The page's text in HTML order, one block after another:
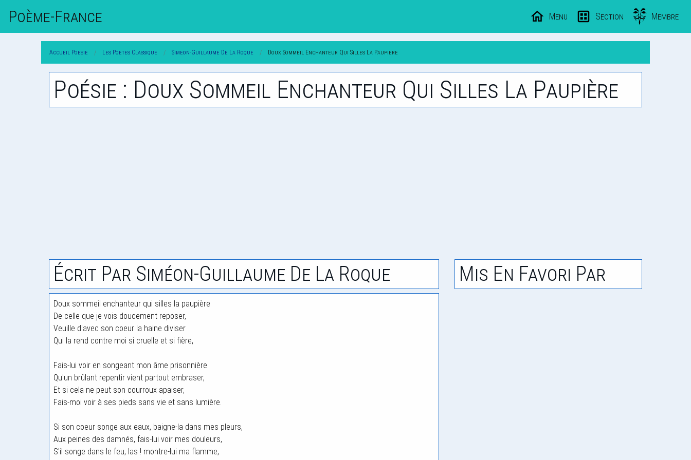
Poème-FrAnce Menu Section Membre
Accueil Poesie Les Poetes Classique Simeon-Guillaume De La Roque Doux Sommeil Enchanteur Qui Silles La Paupiere
Poésie : Doux Sommeil Enchanteur Qui Silles La Paupière
Écrit Par Siméon-Guillaume De La Roque
Doux sommeil enchanteur qui silles la paupière
De celle que je vois doucement reposer,
Veuille d'avec son coeur la haine diviser
Qui la rend contre moi si cruelle et si fière,
Fais-lui voir en songeant mon âme prisonnière
Qu'un brûlant repentir vient partout embraser,
Et si cela ne peut son courroux apaiser,
Fais-moi voir à ses pieds sans vie et sans lumière.
Si son coeur songe aux eaux, baigne-la dans mes pleurs,
Aux peines des damnés, fais-lui voir mes douleurs,
S'il songe dans le feu, las ! montre-lui ma flamme,
Mis En Favori Par